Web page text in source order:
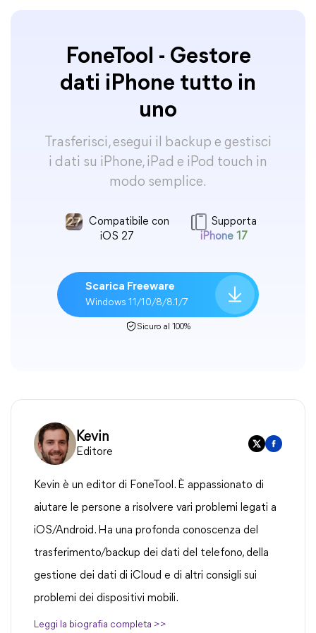
FoneTool - Gestore
dati iPhone tutto in
uno
Trasferisci, esegui il backup e gestisci
i dati su iPhone, iPad e iPod touch in
modo semplice.
Compatibile con
iOS 27
Supporta
iPhone 17
Scarica Freeware
Windows 11/10/8/8.1/7
Sicuro al 100%
Kevin
Editore
Kevin è un editor di FoneTool. È appassionato di
aiutare le persone a risolvere vari problemi legati a
iOS/Android. Ha una profonda conoscenza del
trasferimento/backup dei dati del telefono, della
gestione dei dati di iCloud e di altri consigli sui
problemi dei dispositivi mobili.
Leggi la biografia completa >>